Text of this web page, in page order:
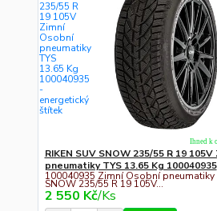
RIKEN SUV SNOW 235/55 R 19
pneumatiky TYS 13.65 Kg 100040935
100040935 Zimní Osobní pneumatiky
SNOW 235/55 R 19 105V...
2 550 Kč/Ks
Ihned k